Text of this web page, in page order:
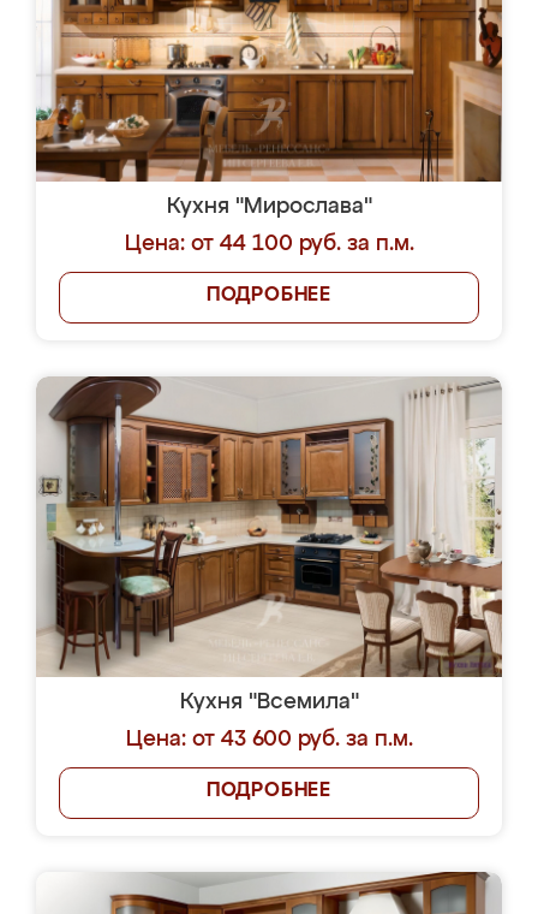
Кухня "Мирослава"
Цена: от 44 100 руб. за п.м.
ПОДРОБНЕЕ
Кухня "Всемила"
Цена: от 43 600 руб. за п.м.
ПОДРОБНЕЕ